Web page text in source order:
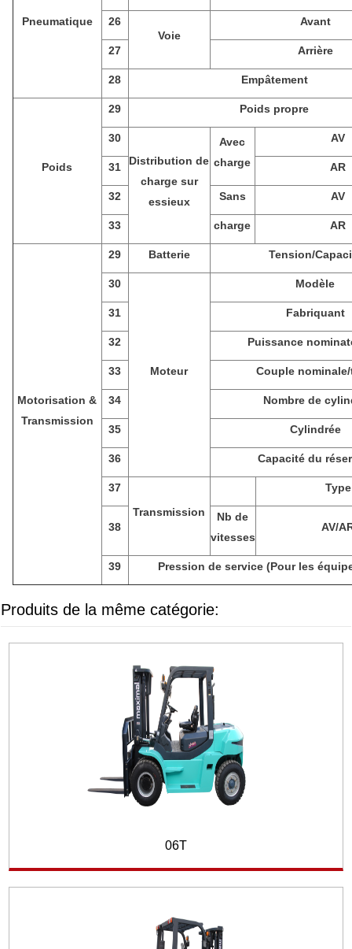
Pneumatique
26
Voie
Avant
27 Arrière
28 Empâtement
Poids
29 Poids propre
30
Distribution de
charge sur
essieux
Avec
charge
AV
31 AR
32 Sans AV
33 charge AR
Motorisation &
Transmission
29 Batterie Tension/
30
Moteur
Modèle
31 Fabriquant
32 Puissance
33 Couple
34 Nombre de
35 Cylindrée
36 Capacité du
37
Transmission
Type
38
Nb de
vitesses
AV/
39 Pression de service (Pour les
Produits de la même catégorie:
06T